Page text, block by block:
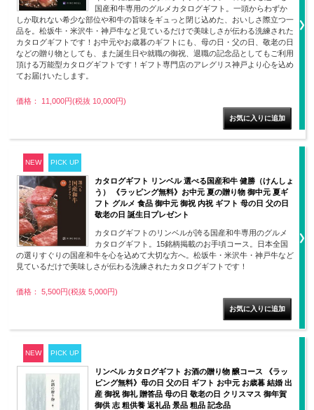
国産和牛専用のグルメカタログギフト。一頭からわずか
しか取れない希少な部位や和牛の旨味をギュっと閉じ込めた、おいしさ際立つ一
品を。松坂牛・米沢牛・神戸牛など見ているだけで美味しさが伝わる洗練された
カタログギフトです！お中元やお歳暮のギフトにも、母の日・父の日、敬老の日
などの贈り物としても、また誕生日や就職の御祝、退職の記念品としてもご利用
頂ける万能型カタログギフトです！ギフト専門店のアレグリス神戸より心を込め
てお届けいたします。
価格： 11,000円(税抜 10,000円)
NEW PICK UP
カタログギフト リンベル 選べる国産和牛 健勝（けんしょ
う） 《ラッピング無料》お中元 夏の贈り物 御中元 夏ギ
フト グルメ 食品 御中元 御祝 内祝 ギフト 母の日 父の日
敬老の日 誕生日プレゼント
カタログギフトのリンベルが誇る国産和牛専用のグルメ
カタログギフト。15銘柄掲載のお手頃コース。日本全国
の選りすぐりの国産和牛を心を込めて大切な方へ。松坂牛・米沢牛・神戸牛など
見ているだけで美味しさが伝わる洗練されたカタログギフトです！
価格： 5,500円(税抜 5,000円)
NEW PICK UP
リンベル カタログギフト お酒の贈り物 醸コース 《ラッ
ピング無料》母の日 父の日 ギフト お中元 お歳暮 結婚 出
産 御祝 御礼 贈答品 母の日 敬老の日 クリスマス 御年賀
御供 志 粗供養 返礼品 景品 粗品 記念品